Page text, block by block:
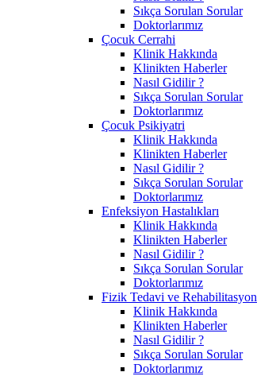
Sıkça Sorulan Sorular
Doktorlarımız
Çocuk Cerrahi
Klinik Hakkında
Klinikten Haberler
Nasıl Gidilir ?
Sıkça Sorulan Sorular
Doktorlarımız
Çocuk Psikiyatri
Klinik Hakkında
Klinikten Haberler
Nasıl Gidilir ?
Sıkça Sorulan Sorular
Doktorlarımız
Enfeksiyon Hastalıkları
Klinik Hakkında
Klinikten Haberler
Nasıl Gidilir ?
Sıkça Sorulan Sorular
Doktorlarımız
Fizik Tedavi ve Rehabilitasyon
Klinik Hakkında
Klinikten Haberler
Nasıl Gidilir ?
Sıkça Sorulan Sorular
Doktorlarımız